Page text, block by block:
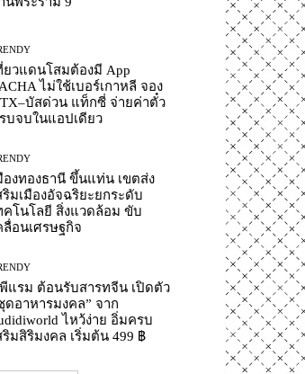
ยวแดนโสมต้องมี App
ไม่ใช้เบอร์เกาหลี จอง
บัสด่วน แท็กซี่ จ่ายค่าตั๋ว
บจบในแอปเดียว
องทองธานี ขึ้นแท่น เขตส่ง
ริมเมืองอัจฉริยะยกระดับ
คโนโลยี สิ่งแวดล้อม ขับ
ลื่อนเศรษฐกิจ
แรม ต้อนรับสารทจีน เปิดตัว
ดอาหารมงคล” จาก
ไหว้ง่าย อิ่มครบ
ริมสิริมงคล เริ่มต้น 499 ฿